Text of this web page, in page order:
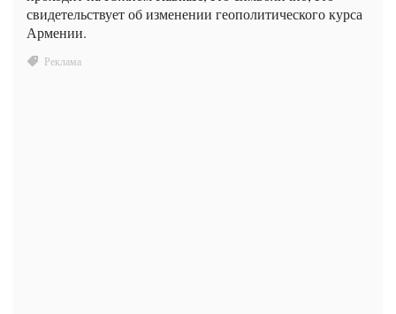
свидетельствует об изменении геополитического курса
Армении.